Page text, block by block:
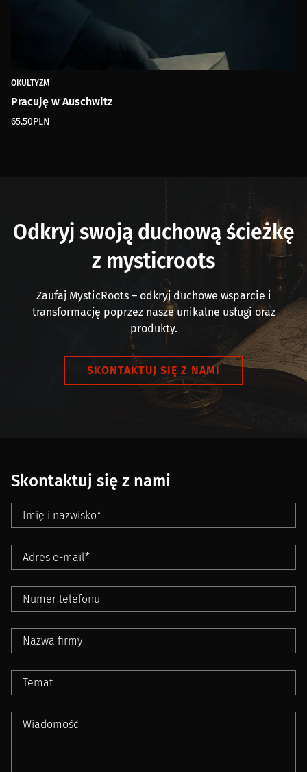
OKULTYZM
Pracuję w Auschwitz
65.50PLN
Odkryj swoją duchową ścieżkę
z mysticroots
Zaufaj MysticRoots – odkryj duchowe wsparcie i
transformację poprzez nasze unikalne usługi oraz
produkty.
SKONTAKTUJ SIĘ Z NAMI
Skontaktuj się z nami